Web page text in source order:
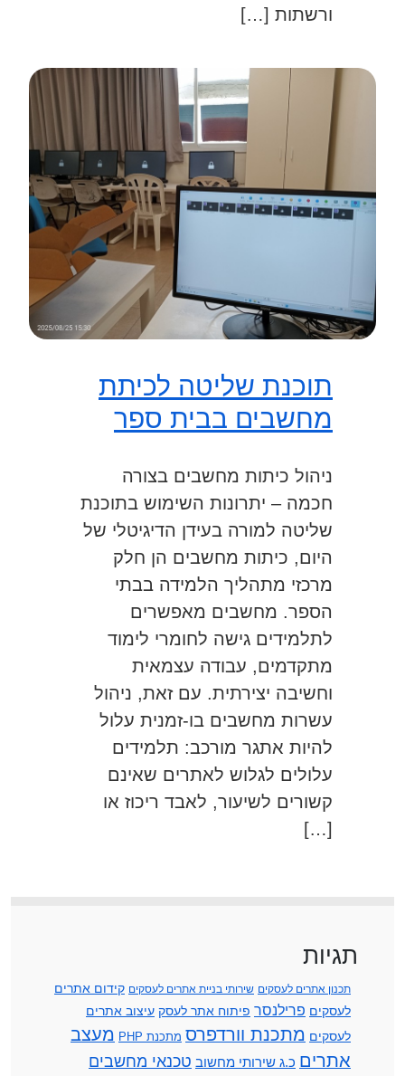
ורשתות […]
תוכנת שליטה לכיתת
מחשבים בבית ספר
ניהול כיתות מחשבים בצורה
חכמה – יתרונות השימוש בתוכנת
שליטה למורה בעידן הדיגיטלי של
היום, כיתות מחשבים הן חלק
מרכזי מתהליך הלמידה בבתי
הספר. מחשבים מאפשרים
לתלמידים גישה לחומרי לימוד
מתקדמים, עבודה עצמאית
וחשיבה יצירתית. עם זאת, ניהול
עשרות מחשבים בו-זמנית עלול
להיות אתגר מורכב: תלמידים
עלולים לגלוש לאתרים שאינם
קשורים לשיעור, לאבד ריכוז או
[…]
תגיות
תכנון אתרים לעסקים שירותי בניית אתרים לעסקים קידום אתרים
לעסקים פרילנסר פיתוח אתר לעסק עיצוב אתרים
לעסקים מתכנת וורדפרס מתכנת PHP
מעצב
אתרים כ.ג שירותי מחשוב טכנאי מחשבים